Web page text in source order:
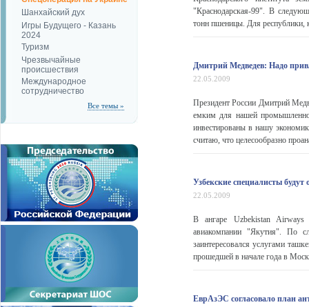
Шанхайский дух
Игры Будущего - Казань
2024
Туризм
Чрезвычайные
происшествия
Международное
сотрудничество
Все темы »
"Краснодарская-99". В
тонн пшеницы. Для республики,
Дмитрий Медведев: Надо
22.05.2009
Президент России Дмитрий
емким для нашей
инвестированы в нашу
считаю, что целесообразно
Узбекские специалисты
22.05.2009
В ангаре Uzbekistan Airways
авиакомпании "Якутия". По
заинтересовался услугами
прошедшей в начале года в
ЕврАзЭС согласовало план